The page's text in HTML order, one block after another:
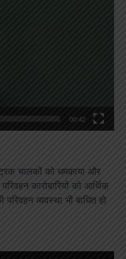
00:42
चालकों को धमकाया और
कारोबारियों को आर्थिक
व्यवस्था भी बाधित हो